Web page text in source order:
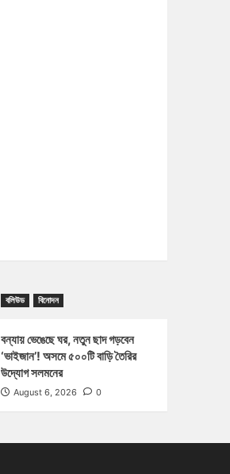
বলিউড বিনোদন
বন্যায় ভেঙেছে ঘর, নতুন ছাদ গড়বেন
‘ভাইজান’! অসমে ৫০০টি বাড়ি তৈরির
উদ্যোগ সলমনের
August 6, 2026 0